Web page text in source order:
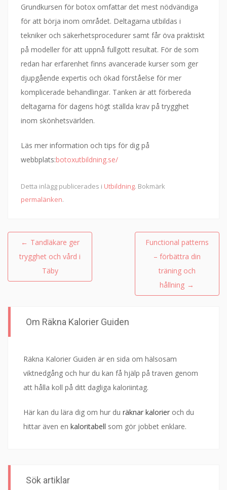
Grundkursen för botox omfattar det mest nödvändiga
för att börja inom området. Deltagarna utbildas i
tekniker och säkerhetsprocedurer samt får öva praktiskt
på modeller för att uppnå fullgott resultat. För de som
redan har erfarenhet finns avancerade kurser som ger
djupgående expertis och ökad förståelse för mer
komplicerade behandlingar. Tanken är att förbereda
deltagarna för dagens högt ställda krav på trygghet
inom skönhetsvärlden.
Läs mer information och tips för dig på
webbplats:botoxutbildning.se/
Detta inlägg publicerades i Utbildning. Bokmärk
permalänken.
Inläggsnavigering
← Tandläkare ger
trygghet och vård i
Täby
Functional patterns
– förbättra din
träning och
hållning →
Om Räkna Kalorier Guiden
Räkna Kalorier Guiden är en sida om hälsosam
viktnedgång och hur du kan få hjälp på traven genom
att hålla koll på ditt dagliga kaloriintag.
Här kan du lära dig om hur du räknar kalorier och du
hittar även en kaloritabell som gör jobbet enklare.
Sök artiklar